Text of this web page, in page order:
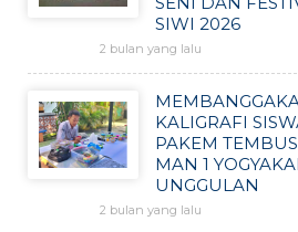
SIWI 2026
2 bulan yang lalu
KALIGRAFI
PAKEM
MAN 1
UNGGULAN
2 bulan yang lalu